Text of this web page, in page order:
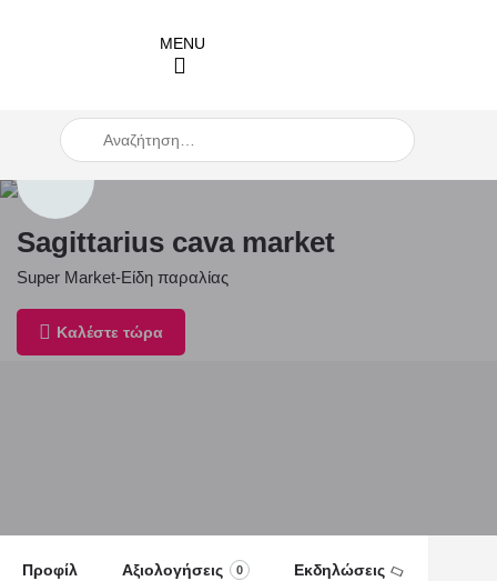
When autocomplete results are available use up and down
Sagittarius cava market
Super Market-Είδη παραλίας
Καλέστε τώρα
Προφίλ Αξιολογήσεις 0 Εκδηλώσεις